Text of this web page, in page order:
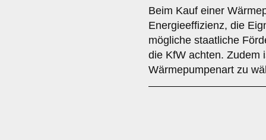
Beim Kauf einer
Energieeffizienz, die
mögliche staatliche
die KfW achten. Zudem
Wärmepumpenart zu